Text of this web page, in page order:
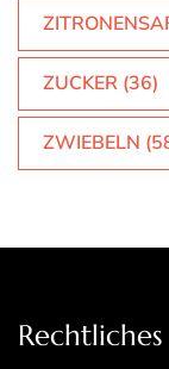
ZUCKER (36)
ZWIEBELN